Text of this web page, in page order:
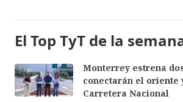
El Top TyT de la
Monterrey estrena
conectarán el oriente
Carretera Nacional